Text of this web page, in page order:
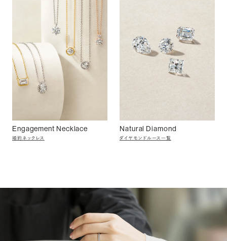
Engagement Necklace
婚約ネックレス
Natural Diamond
ダイヤモンドルース一覧